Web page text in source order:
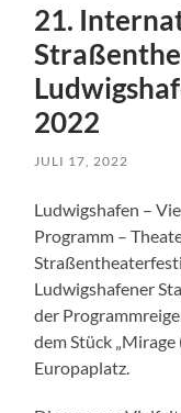
21.
2022
JULI 17, 2022
Ludwigshafen –
Programm –
Ludwigshafener
der
dem Stück
Europaplatz.